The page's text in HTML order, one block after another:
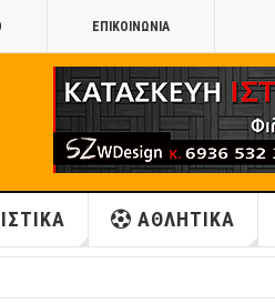
ΕΠΙΚΟΙΝΩΝΙΑ
ΑΘΛΗΤΙΚΑ